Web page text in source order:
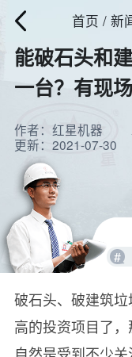
首页 / 新
能破石头和
一台？有现
作者：红星机器
更新：2021-07-30
#
破石头、破建筑
高的投资项目了
自然是受到不少